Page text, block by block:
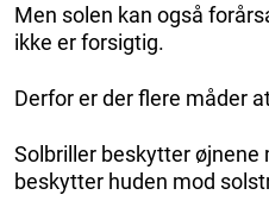
Men solen kan også
ikke er forsigtig.
Derfor er der flere måder
Solbriller beskytter øjnene
beskytter huden mod